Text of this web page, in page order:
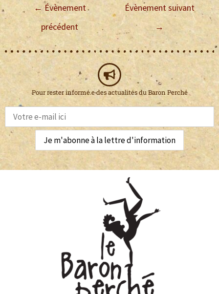
← Évènement
précédent
Évènement suivant
→
Pour rester informé.e des actualités du Baron Perché